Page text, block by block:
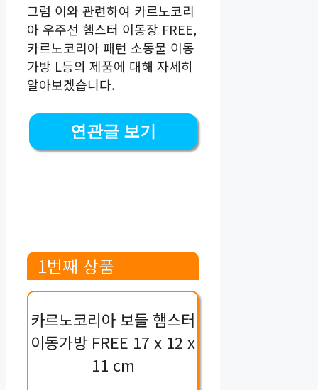
그럼 이와 관련하여 카르노코리
아 우주선 햄스터 이동장 FREE,
카르노코리아 패턴 소동물 이동
가방 L등의 제품에 대해 자세히
알아보겠습니다.
연관글 보기
1번째 상품
카르노코리아 보들 햄스터
이동가방 FREE 17 x 12 x
11 cm